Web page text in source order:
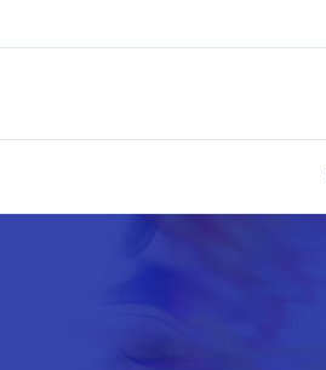
au